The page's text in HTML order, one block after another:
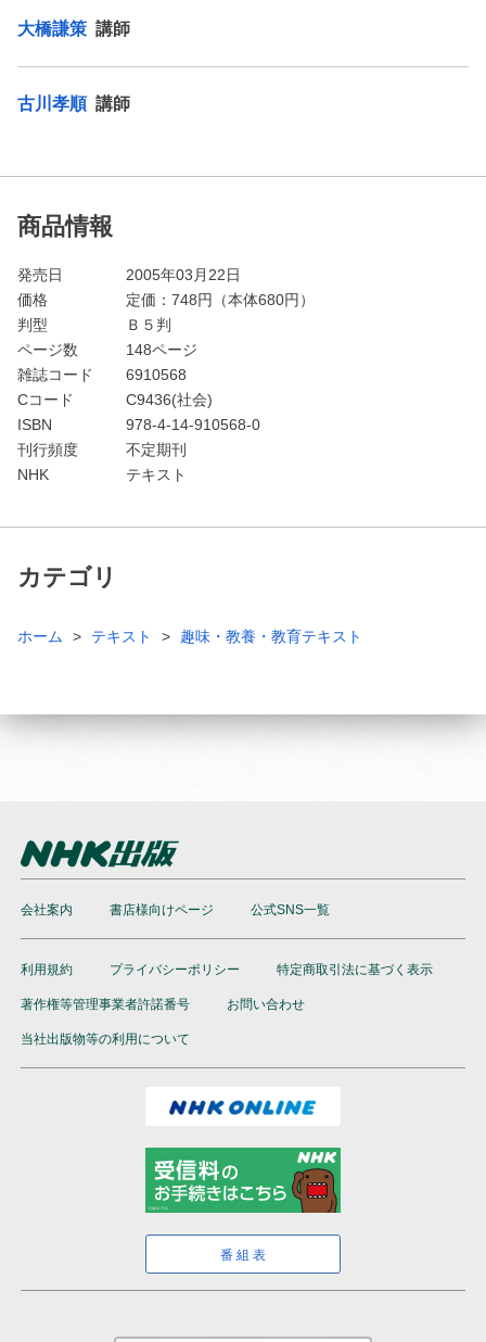
大橋謙策 講師
古川孝順 講師
商品情報
発売日
2005年03月22日
価格
定価： 748円（本体680円）
判型
Ｂ５判
ページ数
148ページ
雑誌コード
6910568
Cコード
C9436(社会)
ISBN
978-4-14-910568-0
刊行頻度
不定期刊
NHK
テキスト
カテゴリ
ホーム テキスト 趣味・教養・教育テキスト
会社案内 書店様向けページ 公式SNS一覧
利用規約 プライバシーポリシー 特定商取引法に基づく表示
著作権等管理事業者許諾番号 お問い合わせ
当社出版物等の利用について
番組表